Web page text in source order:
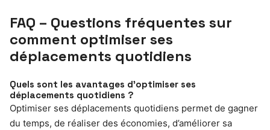
FAQ – Questions fréquentes sur
comment optimiser ses
déplacements quotidiens
Quels sont les avantages d’optimiser ses
déplacements quotidiens ?
Optimiser ses déplacements quotidiens permet de gagner
du temps, de réaliser des économies, d’améliorer sa